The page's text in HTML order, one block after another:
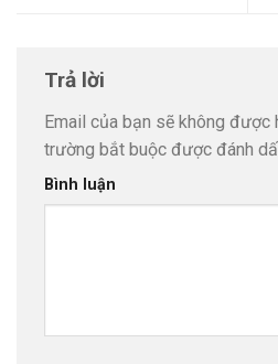
Trả lời
Email của bạn sẽ không được
trường bắt buộc được đánh
Bình luận